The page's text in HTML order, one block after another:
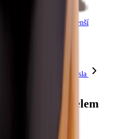
Pro nejmenší
Ořechová másla
slaným karamelem